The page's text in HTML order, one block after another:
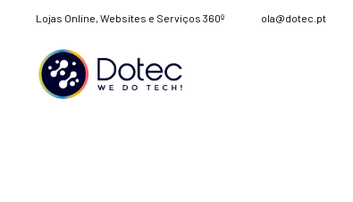
Lojas Online, Websites e Serviços 360º ola@dotec.pt